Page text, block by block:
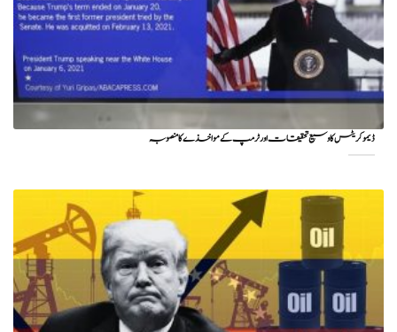
ڈیموکریٹس کا وسیع تحقیقات اور ٹرمپ کے مواخذے کا منصوبہ